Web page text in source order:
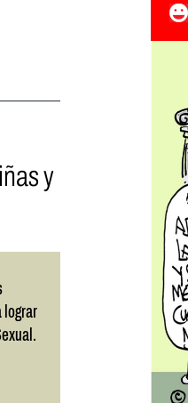
y
lograr